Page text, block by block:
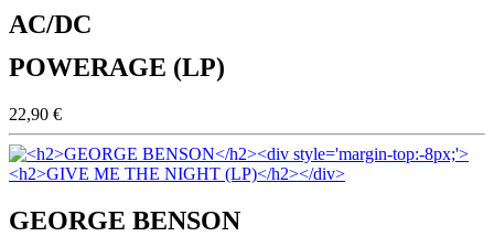
AC/DC
POWERAGE (LP)
22,90 €
GEORGE BENSON